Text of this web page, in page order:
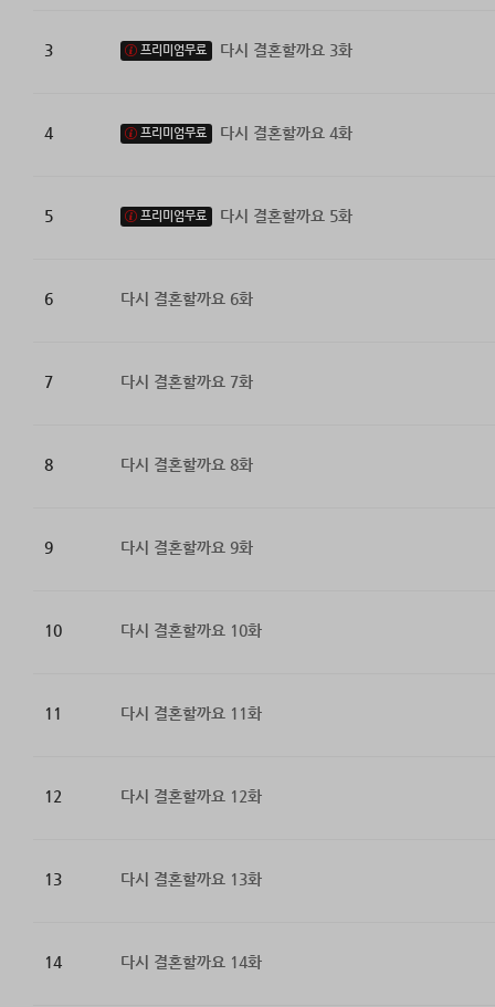
3 프리미엄무료 다시 결혼할까요 3화
4 프리미엄무료 다시 결혼할까요 4화
5 프리미엄무료 다시 결혼할까요 5화
6 다시 결혼할까요 6화
7 다시 결혼할까요 7화
8 다시 결혼할까요 8화
9 다시 결혼할까요 9화
10 다시 결혼할까요 10화
11 다시 결혼할까요 11화
12 다시 결혼할까요 12화
13 다시 결혼할까요 13화
14 다시 결혼할까요 14화